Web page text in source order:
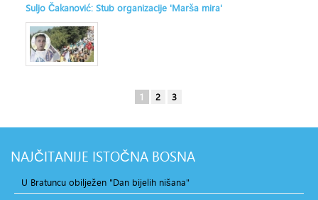
Suljo Čakanović: Stub organizacije 'Marša mira'
1 2 3
NAJČITANIJE ISTOČNA BOSNA
U Bratuncu obilježen "Dan bijelih nišana"